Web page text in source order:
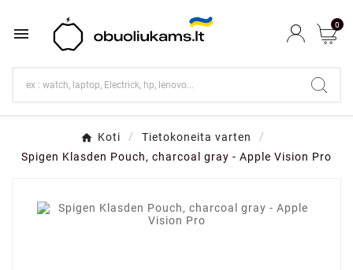
 0
Koti
Tietokoneita varten
Spigen Klasden Pouch, charcoal gray - Apple Vision Pro